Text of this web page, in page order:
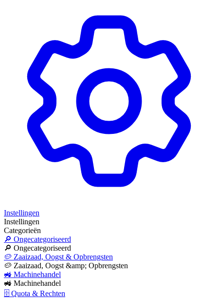
Instellingen
Instellingen
Categorieën
🔎 Ongecategoriseerd
🔎 Ongecategoriseerd
🥔 Zaaizaad, Oogst & Opbrengsten
🥔 Zaaizaad, Oogst &amp; Opbrengsten
🚜 Machinehandel
🚜 Machinehandel
🗄 Quota & Rechten